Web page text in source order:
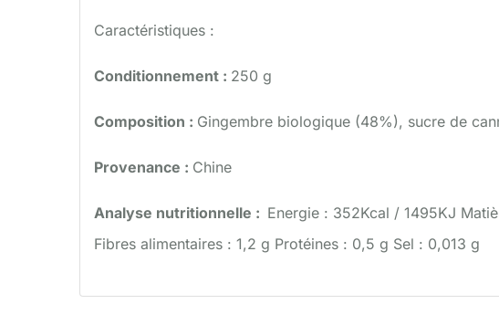
Caractéristiques :
Conditionnement : 250 g
Composition : Gingembre biologique (48%), sucre de
Provenance : Chine
Analyse nutritionnelle : Energie : 352Kcal / 1495KJ
Fibres alimentaires : 1,2 g Protéines : 0,5 g Sel : 0,013 g